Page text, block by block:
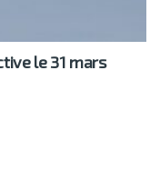
le 31 mars